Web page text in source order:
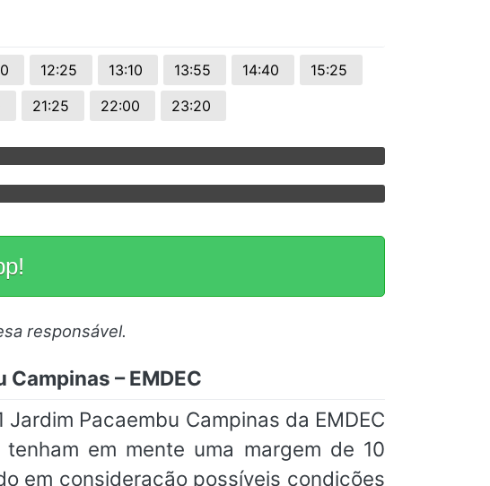
12:25 13:10 13:55 14:40
15:25
21:25 22:00 23:20
responsável.
– EMDEC
Pacaembu Campinas da EMDEC
em mente uma margem de 10
em consideração possíveis condições